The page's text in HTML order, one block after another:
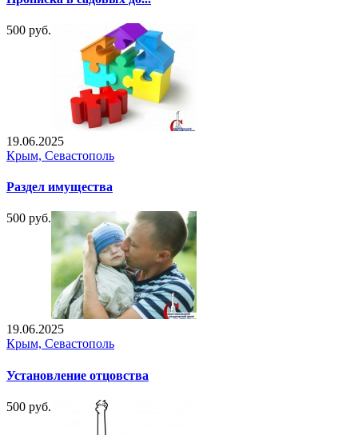
500 руб.
19.06.2025
Крым, Севастополь
Раздел имущества
500 руб.
19.06.2025
Крым, Севастополь
Установление отцовства
500 руб.